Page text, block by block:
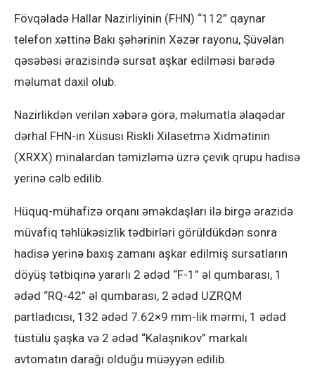
Fövqəladə Hallar Nazirliyinin (FHN) “112” qaynar
telefon xəttinə Bakı şəhərinin Xəzər rayonu, Şüvəlan
qəsəbəsi ərazisində sursat aşkar edilməsi barədə
məlumat daxil olub.
Nazirlikdən verilən xəbərə görə, məlumatla əlaqədar
dərhal FHN-in Xüsusi Riskli Xilasetmə Xidmətinin
(XRXX) minalardan təmizləmə üzrə çevik qrupu hadisə
yerinə cəlb edilib.
Hüquq-mühafizə orqanı əməkdaşları ilə birgə ərazidə
müvafiq təhlükəsizlik tədbirləri görüldükdən sonra
hadisə yerinə baxış zamanı aşkar edilmiş sursatların
döyüş tətbiqinə yararlı 2 ədəd “F-1” əl qumbarası, 1
ədəd “RQ-42” əl qumbarası, 2 ədəd UZRQM
partladıcısı, 132 ədəd 7.62×9 mm-lik mərmi, 1 ədəd
tüstülü şaşka və 2 ədəd “Kalaşnikov” markalı
avtomatın darağı olduğu müəyyən edilib.